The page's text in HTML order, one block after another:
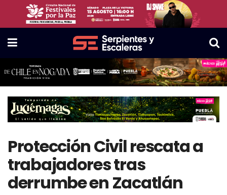
Protección Civil rescata a
trabajadores tras
derrumbe en Zacatlán